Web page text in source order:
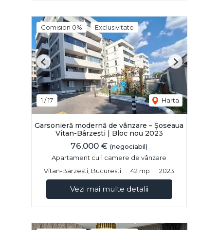
Comision 0% Exclusivitate
1 /17 Harta
Previous Next
Garsonieră modernă de vânzare – Șoseaua
Vitan-Bârzești | Bloc nou 2023
76,000 € (negociabil)
Apartament cu 1 camere de vânzare
Vitan-Barzesti, Bucuresti
42 mp 2023
Vezi mai multe detalii